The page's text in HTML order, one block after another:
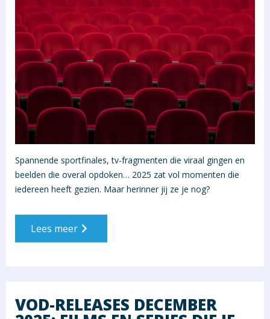
Spannende sportfinales, tv-fragmenten die viraal gingen en
beelden die overal opdoken… 2025 zat vol momenten die
iedereen heeft gezien. Maar herinner jij ze je nog?
Lees meer
VOD-RELEASES DECEMBER